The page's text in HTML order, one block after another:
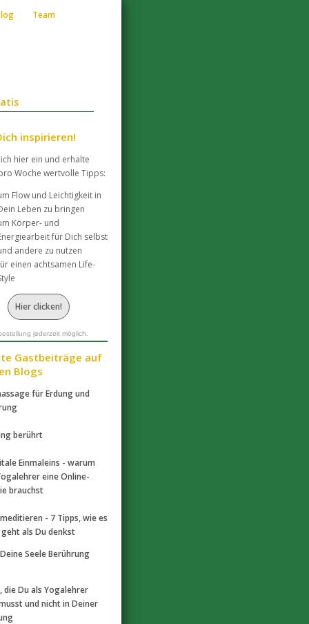
Team
inspirieren!
hier ein und erhalte
Woche wertvolle Tipps:
Flow und Leichtigkeit in
Leben zu bringen
Körper- und
für Dich selbst
andere zu nutzen
einen achtsamen Life-
Hier clicken!
jederzeit möglich.
Gastbeiträge auf
Blogs
für Erdung und
berührt
Einmaleins - warum
eine Online-
brauchst
- 7 Tipps, wie es
als Du denkst
Seele Berührung
die Du als Yogalehrer
und nicht in Deiner